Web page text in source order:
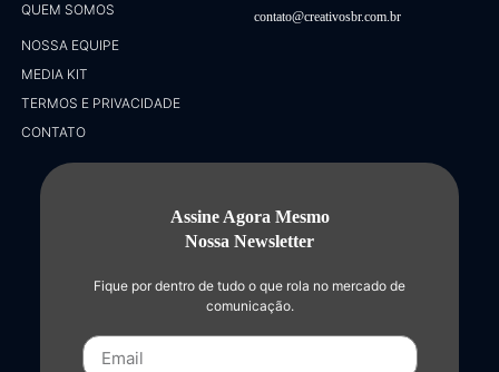
QUEM SOMOS
NOSSA EQUIPE
MEDIA KIT
TERMOS E PRIVACIDADE
CONTATO
contato@creativosbr.com.br
Assine Agora Mesmo
Nossa Newsletter
Fique por dentro de tudo o que rola no mercado de
comunicação.